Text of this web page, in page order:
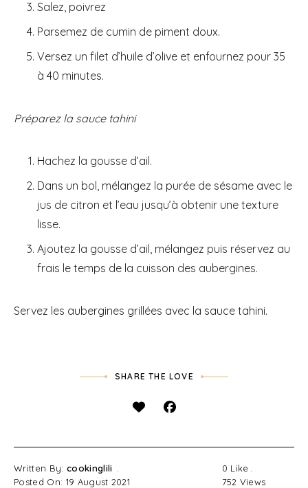
Salez, poivrez
Parsemez de cumin de piment doux.
Versez un filet d’huile d’olive et enfournez pour 35
à 40 minutes.
Préparez la sauce tahini
Hachez la gousse d’ail.
Dans un bol, mélangez la purée de sésame avec le
jus de citron et l’eau jusqu’à obtenir une texture
lisse.
Ajoutez la gousse d’ail, mélangez puis réservez au
frais le temps de la cuisson des aubergines.
Servez les aubergines grillées avec la sauce tahini.
SHARE THE LOVE
Written By: cookinglili
Posted On: 19 August 2021
0 Like
752 Views